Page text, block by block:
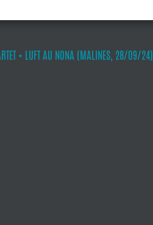
+ LUFT AU NONA (MALINES, 28/09/24)